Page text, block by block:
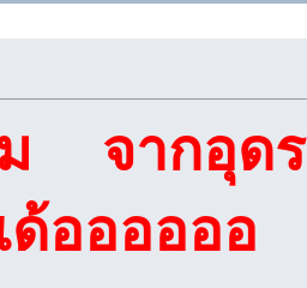
ม จากอุดร
ออออออ